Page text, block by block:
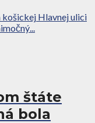
košickej Hlavnej ulici
štáte
bola